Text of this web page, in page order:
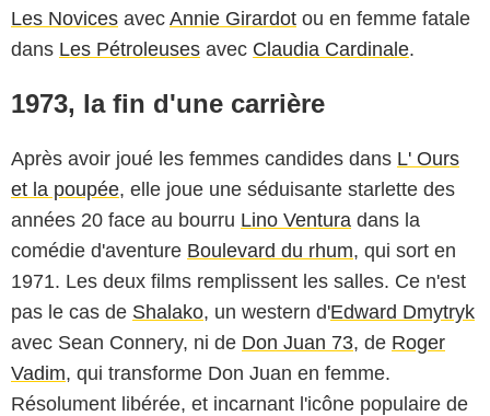
Les Novices avec Annie Girardot ou en femme fatale
dans Les Pétroleuses avec Claudia Cardinale.
1973, la fin d'une carrière
Après avoir joué les femmes candides dans L' Ours
et la poupée, elle joue une séduisante starlette des
années 20 face au bourru Lino Ventura dans la
comédie d'aventure Boulevard du rhum, qui sort en
1971. Les deux films remplissent les salles. Ce n'est
pas le cas de Shalako, un western d'Edward Dmytryk
avec Sean Connery, ni de Don Juan 73, de Roger
Vadim, qui transforme Don Juan en femme.
Résolument libérée, et incarnant l'icône populaire de